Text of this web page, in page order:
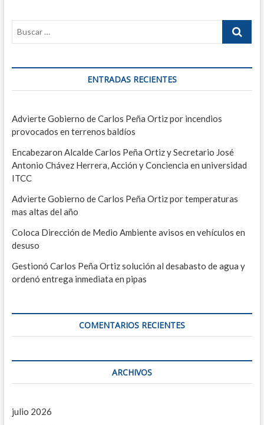
i
ó
e
e
n
t
r
a
d
a
s
i
r
g
i
n
e
:
ENTRADAS RECIENTES
Advierte Gobierno de Carlos Peña Ortiz por incendios
provocados en terrenos baldíos
Encabezaron Alcalde Carlos Peña Ortiz y Secretario José
Antonio Chávez Herrera, Acción y Conciencia en universidad
ITCC
Advierte Gobierno de Carlos Peña Ortiz por temperaturas
mas altas del año
Coloca Dirección de Medio Ambiente avisos en vehículos en
desuso
Gestionó Carlos Peña Ortiz solución al desabasto de agua y
ordenó entrega inmediata en pipas
COMENTARIOS RECIENTES
ARCHIVOS
julio 2026